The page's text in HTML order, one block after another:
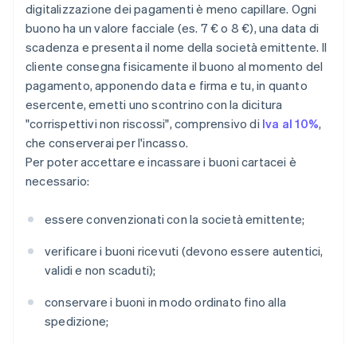
digitalizzazione dei pagamenti è meno capillare. Ogni
buono ha un valore facciale (es. 7 € o 8 €), una data di
scadenza e presenta il nome della società emittente. Il
cliente consegna fisicamente il buono al momento del
pagamento, apponendo data e firma e tu, in quanto
esercente, emetti uno scontrino con la dicitura
"corrispettivi non riscossi", comprensivo di Iva al 10%,
che conserverai per l'incasso.
Per poter accettare e incassare i buoni cartacei è
necessario:
essere convenzionati con la società emittente;
verificare i buoni ricevuti (devono essere autentici,
validi e non scaduti);
conservare i buoni in modo ordinato fino alla
spedizione;